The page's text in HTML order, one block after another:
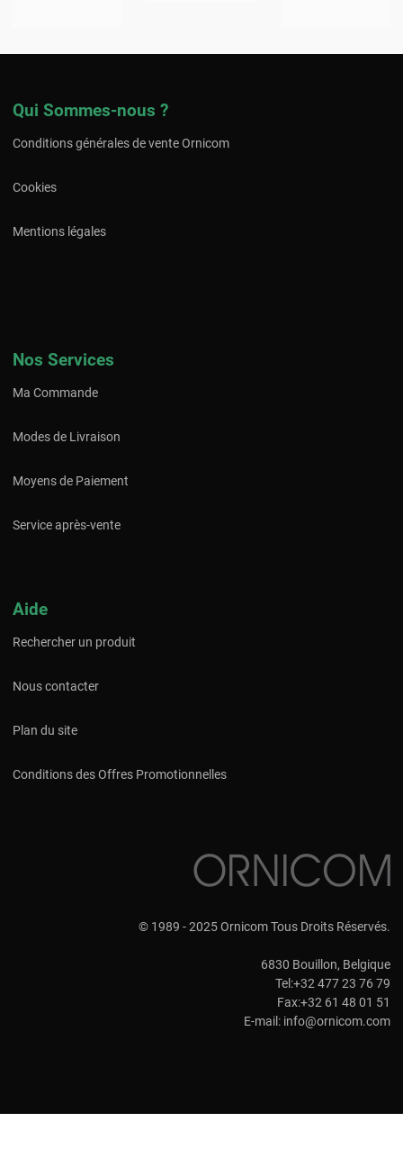
Qui Sommes-nous ?
Conditions générales de vente Ornicom
Cookies
Mentions légales
Nos Services
Ma Commande
Modes de Livraison
Moyens de Paiement
Service après-vente
Aide
Rechercher un produit
Nous contacter
Plan du site
Conditions des Offres Promotionnelles
© 1989 - 2025 Ornicom Tous Droits Réservés.
6830 Bouillon, Belgique
Tel:+32 477 23 76 79
Fax:+32 61 48 01 51
E-mail: info@ornicom.com